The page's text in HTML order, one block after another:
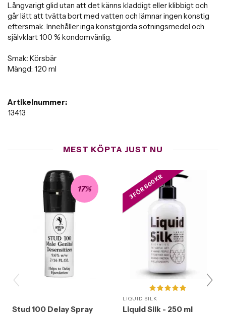
Långvarigt glid utan att det känns kladdigt eller klibbigt och
går lätt att tvätta bort med vatten och lämnar ingen konstig
eftersmak. Innehåller inga konstgjorda sötningsmedel och
självklart 100 % kondomvänlig.
Smak: Körsbär
Mängd: 120 ml
Artikelnummer:
13413
MEST KÖPTA JUST NU
17%
Stud 100 Delay Spray
3 FÖR 600 KR
LIQUID SILK
Liquid Silk - 250 ml